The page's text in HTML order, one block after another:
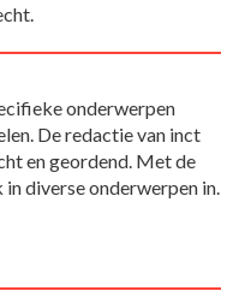
onderwerpen
De redactie van inct
en geordend. Met de
in diverse onderwerpen in.